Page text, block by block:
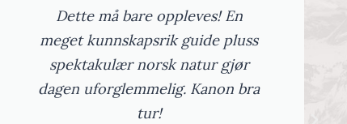
Heilt topp konsept. Båttur på
Veitastrondsvatnet med besøk på
gardsysteri (med prøvesmaking),
mat på café Veitastrond og besøk
på Tungestølshytta anbefalast på